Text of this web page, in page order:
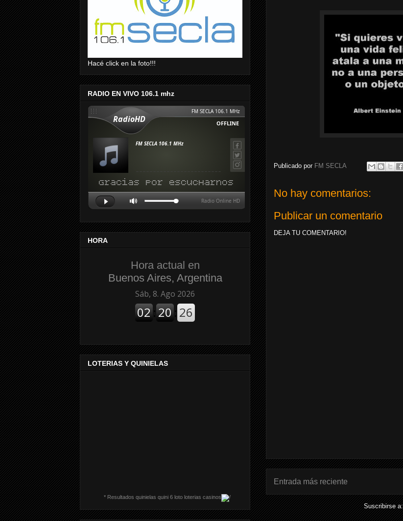
Publicado por FM SECLA
No hay comentarios:
Publicar un comentario
DEJA TU COMENTARIO!
Entrada más reciente
Suscribirse a:
Hacé click en la foto!!!
RADIO EN VIVO 106.1 mhz
HORA
Hora actual en
Buenos Aires, Argentina
LOTERIAS Y QUINIELAS
* Resultados quinielas quini 6 loto loterias casinos